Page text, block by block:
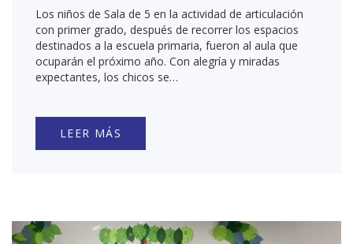
Los niños de Sala de 5 en la actividad de articulación
con primer grado, después de recorrer los espacios
destinados a la escuela primaria, fueron al aula que
ocuparán el próximo año. Con alegría y miradas
expectantes, los chicos se…
LEER MÁS